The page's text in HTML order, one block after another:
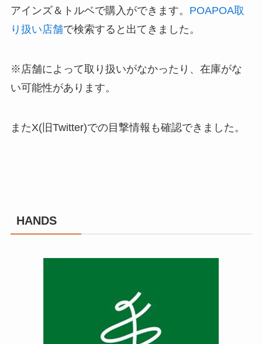
アインズ＆トルベで購入ができます。 POAPOA取
り扱い店舗で検索すると出てきました。
※店舗によって取り扱いがなかったり、在庫がな
い可能性があります。
またX(旧Twitter)での目撃情報も確認できました。
HANDS